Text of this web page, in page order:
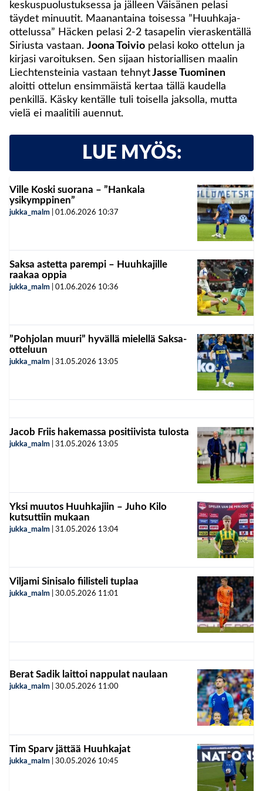
keskuspuolustuksessa ja jälleen Väisänen pelasi
täydet minuutit. Maanantaina toisessa ”Huuhkaja-
ottelussa” Häcken pelasi 2-2 tasapelin vieraskentällä
Siriusta vastaan. Joona Toivio pelasi koko ottelun ja
kirjasi varoituksen. Sen sijaan historiallisen maalin
Liechtensteinia vastaan tehnytJasse Tuominen
aloitti ottelun ensimmäistä kertaa tällä kaudella
penkillä. Käsky kentälle tuli toisella jaksolla, mutta
vielä ei maalitili auennut.
LUE MYÖS:
Ville Koski suorana – ”Hankala
ysikymppinen”
jukka_malm 01.06.2026 10:37
Saksa astetta parempi – Huuhkajille
raakaa oppia
jukka_malm 01.06.2026 10:36
”Pohjolan muuri” hyvällä mielellä Saksa-
otteluun
jukka_malm 31.05.2026 13:05
Jacob Friis hakemassa positiivista tulosta
jukka_malm 31.05.2026 13:05
Yksi muutos Huuhkajiin – Juho Kilo
kutsuttiin mukaan
jukka_malm 31.05.2026 13:04
Viljami Sinisalo fiilisteli tuplaa
jukka_malm 30.05.2026 11:01
Berat Sadik laittoi nappulat naulaan
jukka_malm 30.05.2026 11:00
Tim Sparv jättää Huuhkajat
jukka_malm 30.05.2026 10:45